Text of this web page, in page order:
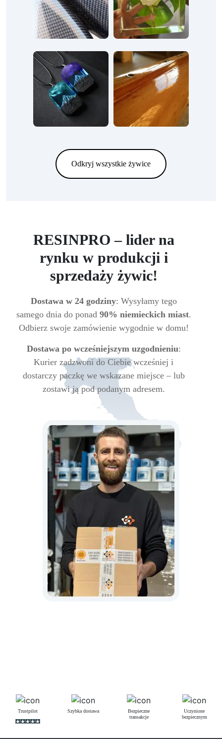
Odkryj wszystkie żywice
RESINPRO – lider na
rynku w produkcji i
sprzedaży żywic!
Dostawa w 24 godziny: Wysyłamy tego
samego dnia do ponad 90% niemieckich miast.
Odbierz swoje zamówienie wygodnie w domu!
Dostawa po wcześniejszym uzgodnieniu:
Kurier zadzwoni do Ciebie wcześniej i
dostarczy paczkę we wskazane miejsce – lub
zostawi ją pod podanym adresem.
Trustpilot Szybka dostawa
Bezpieczne
transakcje
Uczynione
bezpiecznym